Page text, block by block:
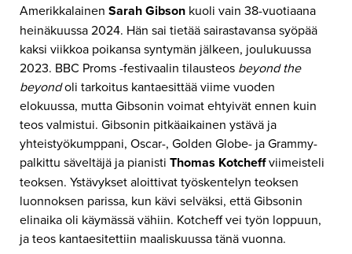
Amerikkalainen Sarah Gibson kuoli vain 38-vuotiaana
heinäkuussa 2024. Hän sai tietää sairastavansa syöpää
kaksi viikkoa poikansa syntymän jälkeen, joulukuussa
2023. BBC Proms -festivaalin tilausteos beyond the
beyondoli tarkoitus kantaesittää viime vuoden
elokuussa, mutta Gibsonin voimat ehtyivät ennen kuin
teos valmistui. Gibsonin pitkäaikainen ystävä ja
yhteistyökumppani, Oscar-, Golden Globe- ja Grammy-
palkittu säveltäjä ja pianisti Thomas Kotcheffviimeisteli
teoksen. Ystävykset aloittivat työskentelyn teoksen
luonnoksen parissa, kun kävi selväksi, että Gibsonin
elinaika oli käymässä vähiin. Kotcheff vei työn loppuun,
ja teos kantaesitettiin maaliskuussa tänä vuonna.